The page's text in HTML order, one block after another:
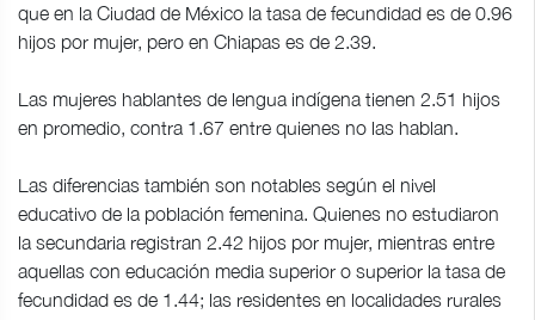
que en la Ciudad de México la tasa de fecundidad es de 0.96
hijos por mujer, pero en Chiapas es de 2.39.
Las mujeres hablantes de lengua indígena tienen 2.51 hijos
en promedio, contra 1.67 entre quienes no las hablan.
Las diferencias también son notables según el nivel
educativo de la población femenina. Quienes no estudiaron
la secundaria registran 2.42 hijos por mujer, mientras entre
aquellas con educación media superior o superior la tasa de
fecundidad es de 1.44; las residentes en localidades rurales